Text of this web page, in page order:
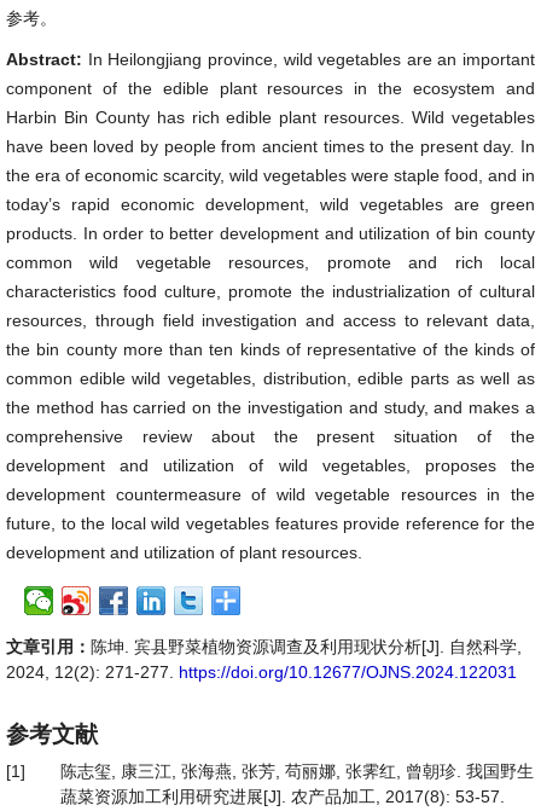
参考。
Abstract: In Heilongjiang province, wild vegetables are an important
component of the edible plant resources in the ecosystem and
Harbin Bin County has rich edible plant resources. Wild vegetables
have been loved by people from ancient times to the present day. In
the era of economic scarcity, wild vegetables were staple food, and in
today’s rapid economic development, wild vegetables are green
products. In order to better development and utilization of bin county
common wild vegetable resources, promote and rich local
characteristics food culture, promote the industrialization of cultural
resources, through field investigation and access to relevant data,
the bin county more than ten kinds of representative of the kinds of
common edible wild vegetables, distribution, edible parts as well as
the method has carried on the investigation and study, and makes a
comprehensive review about the present situation of the
development and utilization of wild vegetables, proposes the
development countermeasure of wild vegetable resources in the
future, to the local wild vegetables features provide reference for the
development and utilization of plant resources.
文章引用： 陈坤. 宾县野菜植物资源调查及利用现状分析[J]. 自然科学,
2024, 12(2): 271-277. https://doi.org/10.12677/OJNS.2024.122031
参考文献
[1]
陈志玺, 康三江, 张海燕, 张芳, 苟丽娜, 张霁红, 曾朝珍. 我国野生
蔬菜资源加工利用研究进展[J]. 农产品加工, 2017(8): 53-57.